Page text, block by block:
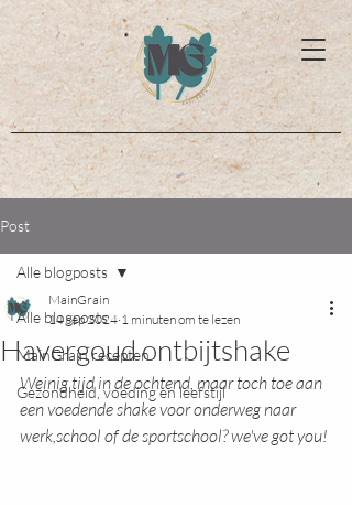
Post
Alle blogposts
MainGrain recepten
Gezondheid, voeding en leefstijl
Alle blogposts
Havergoud ontbijtshake
MainGrain
14 sep 2024 1 minuten om te lezen
Weinig tijd in de ochtend, maar toch toe aan
een voedende shake voor onderweg naar
werk,school of de sportschool? we've got you!